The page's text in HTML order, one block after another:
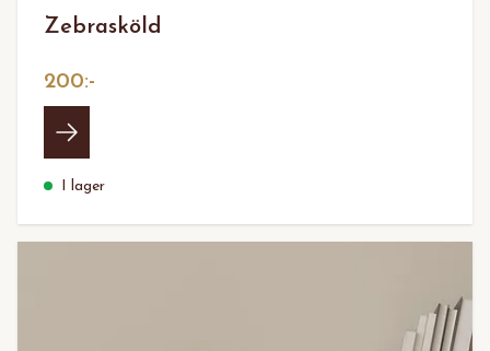
Zebrasköld
200:-
I lager